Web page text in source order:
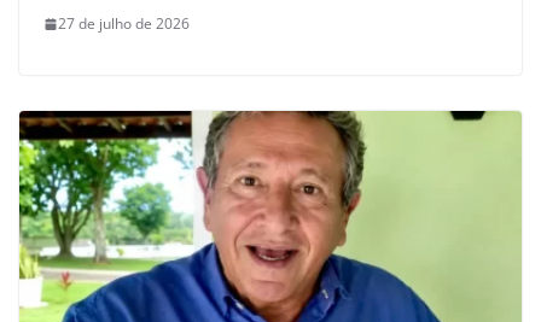
27 de julho de 2026